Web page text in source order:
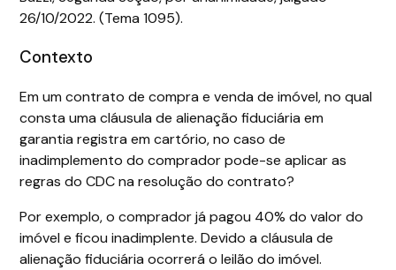
26/10/2022. (Tema 1095).
Contexto
Em um contrato de compra e venda de imóvel, no qual
consta uma cláusula de alienação fiduciária em
garantia registra em cartório, no caso de
inadimplemento do comprador pode-se aplicar as
regras do CDC na resolução do contrato?
Por exemplo, o comprador já pagou 40% do valor do
imóvel e ficou inadimplente. Devido a cláusula de
alienação fiduciária ocorrerá o leilão do imóvel.